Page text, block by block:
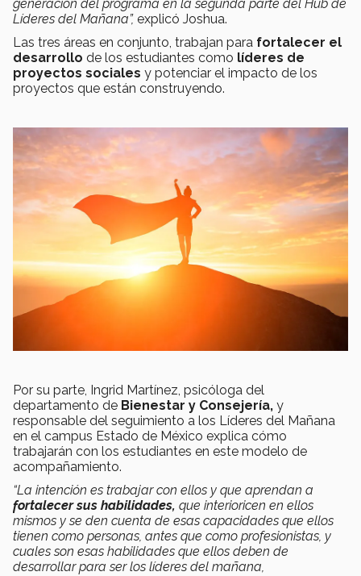
generación del programa en la segunda parte del Hub de
Líderes del Mañana”, explicó Joshua.
Las tres áreas en conjunto, trabajan para fortalecer el
desarrollo de los estudiantes como líderes de
proyectos sociales y potenciar el impacto de los
proyectos que están construyendo.
Por su parte, Ingrid Martínez, psicóloga del
departamento de Bienestar y Consejería, y
responsable del seguimiento a los Líderes del Mañana
en el campus Estado de México explica cómo
trabajarán con los estudiantes en este modelo de
acompañamiento.
“La intención es trabajar con ellos y que aprendan a
fortalecer sus habilidades, que interioricen en ellos
mismos y se den cuenta de esas capacidades que ellos
tienen como personas, antes que como profesionistas, y
cuales son esas habilidades que ellos deben de
desarrollar para ser los líderes del mañana,